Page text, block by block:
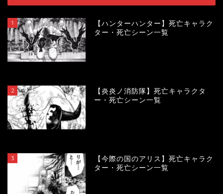
1
【ハンターハンター】死亡キャラク
ター・死亡シーン一覧
2
【炎炎ノ消防隊】死亡キャラクタ
ー・死亡シーン一覧
3
【今際の国のアリス】死亡キャラク
ター・死亡シーン一覧